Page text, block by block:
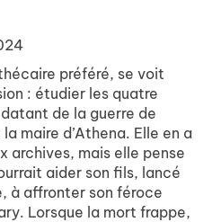
préféré, se voit
: étudier les quatre
de la guerre de
maire d’Athena. Elle en a
archives, mais elle pense
aider son fils, lancé
à affronter son féroce
Lorsque la mort frappe,